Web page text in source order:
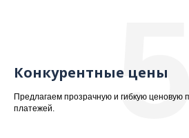
Конкурентные цены
Предлагаем прозрачную и гибкую ценовую
платежей.